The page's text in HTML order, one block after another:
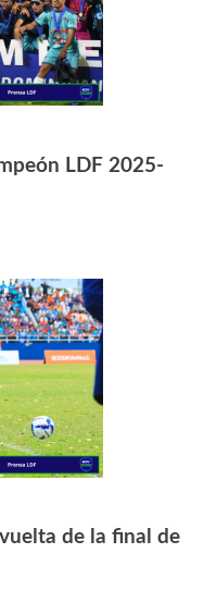
LDF 2025-
de la final de